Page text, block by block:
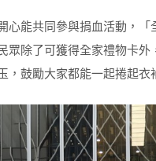
心能共同參與捐血活動，
眾除了可獲得全家禮物卡
，鼓勵大家都能一起捲起衣